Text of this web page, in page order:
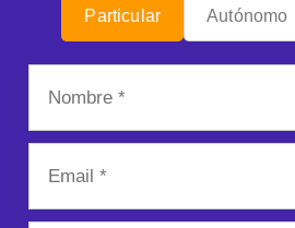
Particular Autónomo